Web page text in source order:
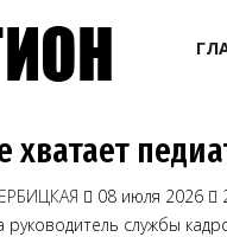
08 июля 2026
службы